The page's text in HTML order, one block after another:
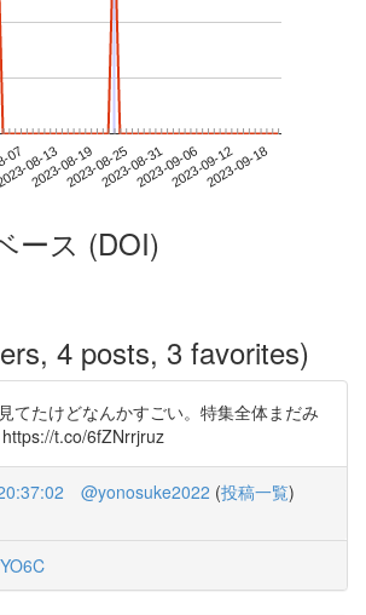
0708-13
2023-08-192023-08-252023-08-312023-09-062023-09-122023-09-18
ース (DOI)
4 posts, 3 favorites)
てたけどなんかすごい。特集全体まだみ
t.co/6fZNrrjruz
@yonosuke2022 (投稿一覧)